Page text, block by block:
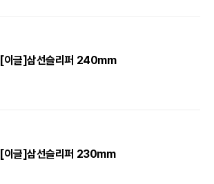
[이글]삼선슬리퍼 240mm
[이글]삼선슬리퍼 230mm